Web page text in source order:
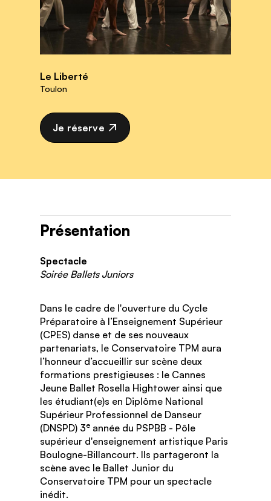
Le Liberté
Toulon
Je réserve
Présentation
Spectacle
Soirée Ballets Juniors
Dans le cadre de l'ouverture du Cycle
Préparatoire à l’Enseignement Supérieur
(CPES) danse et de ses nouveaux
partenariats, le Conservatoire TPM aura
l’honneur d’accueillir sur scène deux
formations prestigieuses : le Cannes
Jeune Ballet Rosella Hightower ainsi que
les étudiant(e)s en Diplôme National
Supérieur Professionnel de Danseur
(DNSPD) 3e année du PSPBB - Pôle
supérieur d'enseignement artistique Paris
Boulogne-Billancourt. Ils partageront la
scène avec le Ballet Junior du
Conservatoire TPM pour un spectacle
inédit.